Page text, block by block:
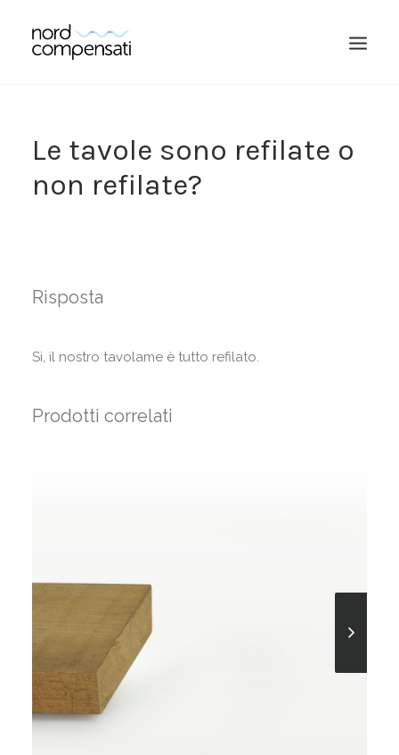
RICERCA
Le tavole sono refilate o
non refilate?
Risposta
Si, il nostro tavolame è tutto refilato.
Prodotti correlati